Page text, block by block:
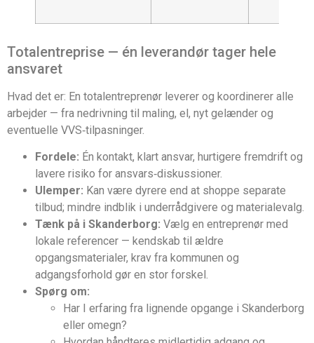
Totalentreprise — én leverandør tager hele
ansvaret
Hvad det er: En totalentreprenør leverer og koordinerer alle
arbejder — fra nedrivning til maling, el, nyt gelænder og
eventuelle VVS‑tilpasninger.
Fordele: Én kontakt, klart ansvar, hurtigere fremdrift og
lavere risiko for ansvars‑diskussioner.
Ulemper: Kan være dyrere end at shoppe separate
tilbud; mindre indblik i underrådgivere og materialevalg.
Tænk på i Skanderborg: Vælg en entreprenør med
lokale referencer — kendskab til ældre
opgangsmaterialer, krav fra kommunen og
adgangsforhold gør en stor forskel.
Spørg om:
Har I erfaring fra lignende opgange i Skanderborg
eller omegn?